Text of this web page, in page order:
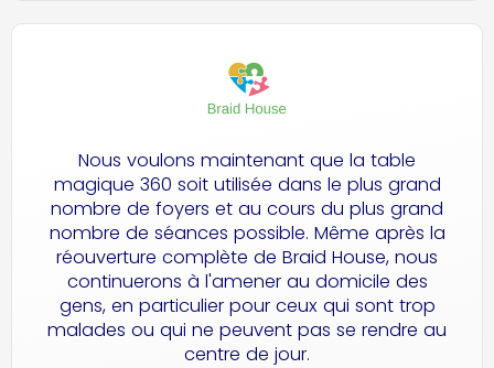
Nous voulons maintenant que la table
magique 360 soit utilisée dans le plus grand
nombre de foyers et au cours du plus grand
nombre de séances possible. Même après la
réouverture complète de Braid House, nous
continuerons à l'amener au domicile des
gens, en particulier pour ceux qui sont trop
malades ou qui ne peuvent pas se rendre au
centre de jour.